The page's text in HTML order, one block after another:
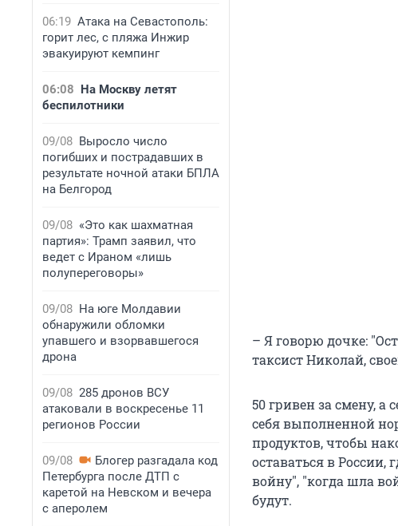
06:19 Атака на Севастополь:
горит лес, с пляжа Инжир
эвакуируют кемпинг
06:08 На Москву летят
беспилотники
09/08 Выросло число
погибших и пострадавших в
результате ночной атаки БПЛА
на Белгород
09/08 «Это как шахматная
партия»: Трамп заявил, что
ведет с Ираном «лишь
полупереговоры»
09/08 На юге Молдавии
обнаружили обломки
упавшего и взорвавшегося
дрона
09/08 285 дронов ВСУ
атаковали в воскресенье 11
регионов России
09/08
Блогер разгадала код
Петербурга после ДТП с
каретой на Невском и вечера
с аперолем
– Я говорю дочке:
таксист Николай,
50 гривен за смену, а
себя выполненной
продуктов, чтобы
оставаться в
войну", "когда шла
будут.